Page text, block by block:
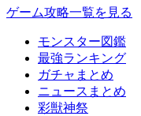
ゲーム攻略一覧を見る
モンスター図鑑
最強ランキング
ガチャまとめ
ニュースまとめ
彩獣神祭